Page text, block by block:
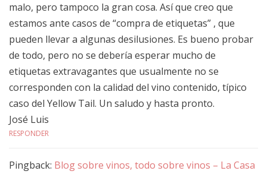
malo, pero tampoco la gran cosa. Así que creo que
estamos ante casos de “compra de etiquetas” , que
pueden llevar a algunas desilusiones. Es bueno probar
de todo, pero no se debería esperar mucho de
etiquetas extravagantes que usualmente no se
corresponden con la calidad del vino contenido, típico
caso del Yellow Tail. Un saludo y hasta pronto.
José Luis
RESPONDER
Pingback: Blog sobre vinos, todo sobre vinos – La Casa